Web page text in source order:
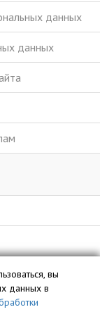
данных
данных
законом.
вы
данных в